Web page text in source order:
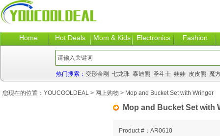
Home Hot Deals Mom & Kids Electronics Fashion
热门搜索： 变形金刚 七龙珠 泰迪熊 圣斗士 娃娃 皮皮熊 魔
Mop and Bucket Set with
Product #：AR0610
您现在的位置： YOUCOOLDEAL > 网上购物 > Mop and Bucket Set with Wringer